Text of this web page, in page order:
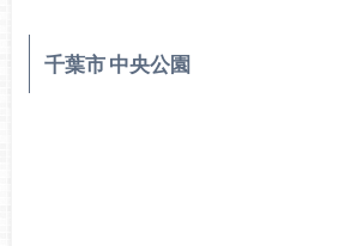
千葉市 中央公園